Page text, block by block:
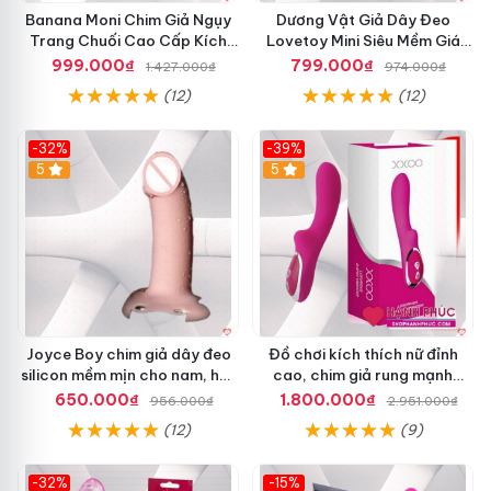
e
o
9
1
n
g
– Mở sản phẩm ra kiểm tra chất lượng và test thử chế độ
Banana Moni Chim Giả Ngụy
Trang Chuối Cao Cấp Kích
Thích
999.000₫ 1.427.000₫
(12)
Dương Vật Giả Dây Đeo
Lovetoy Mini Siêu Mềm Giá
Tốt An Toàn
799.000₫ 974.000₫
(12)
-32%
5
Joyce Boy chim giả dây đeo
silicon mềm mịn cho nam, hot
2025
650.000₫ 956.000₫
(12)
-39%
5
Đồ chơi kích thích nữ đỉnh
cao, chim giả rung mạnh
SHP838
1.800.000₫ 2.951.000₫
(9)
-32%
-15%